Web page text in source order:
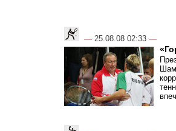
— 25.08.08 02:33 —